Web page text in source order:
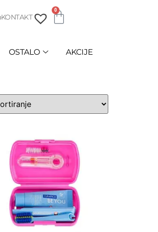
KONTAKT
0
OSTALO
AKCIJE